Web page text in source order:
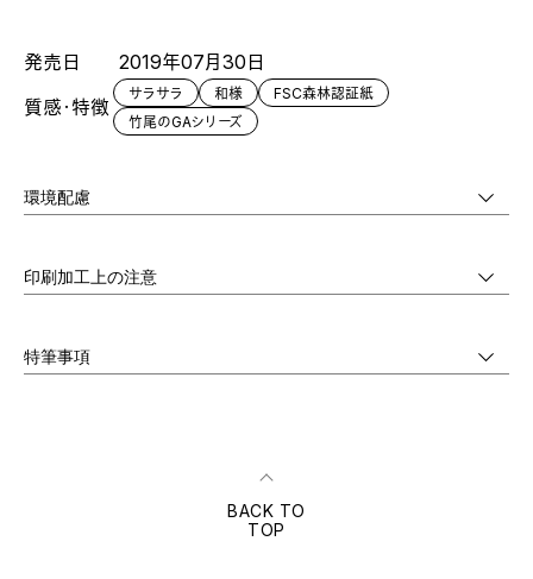
発売日
2019年07月30日
質感・特徴
サラサラ 和様
FSC森林認証紙
竹尾のGAシリーズ
環境配慮
印刷加工上の注意
特筆事項
BACK TO
TOP